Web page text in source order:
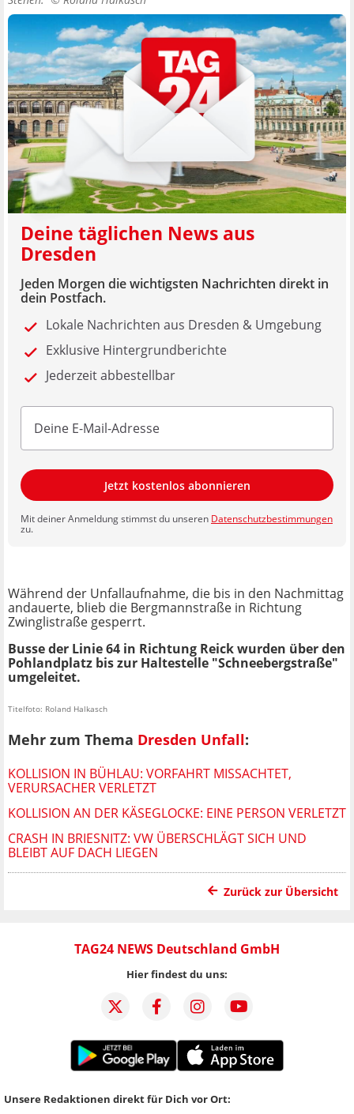
Deine täglichen News aus
Dresden
Jeden Morgen die wichtigsten Nachrichten direkt in
dein Postfach.
Lokale Nachrichten aus Dresden & Umgebung
Exklusive Hintergrundberichte
Jederzeit abbestellbar
Jetzt kostenlos abonnieren
Mit deiner Anmeldung stimmst du unseren Datenschutzbestimmungen
zu.
Während der Unfallaufnahme, die bis in den Nachmittag
andauerte, blieb die Bergmannstraße in Richtung
Zwinglistraße gesperrt.
Busse der Linie 64 in Richtung Reick wurden über den
Pohlandplatz bis zur Haltestelle "Schneebergstraße"
umgeleitet.
Titelfoto: Roland Halkasch
Mehr zum Thema Dresden Unfall:
KOLLISION IN BÜHLAU: VORFAHRT MISSACHTET,
VERURSACHER VERLETZT
KOLLISION AN DER KÄSEGLOCKE: EINE PERSON VERLETZT
CRASH IN BRIESNITZ: VW ÜBERSCHLÄGT SICH UND
BLEIBT AUF DACH LIEGEN
Zurück zur Übersicht
TAG24 NEWS Deutschland GmbH
Hier findest du uns:
Unsere Redaktionen direkt für Dich vor Ort: